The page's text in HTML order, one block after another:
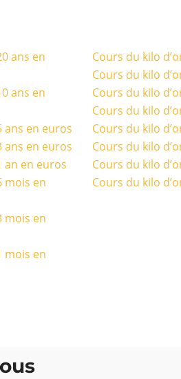
ans en
ans en
ans en euros
ans en euros
an en euros
mois en
mois en
mois en
Cours du kilo
Cours du kilo
Cours du kilo
Cours du kilo
Cours du kilo
Cours du kilo
Cours du kilo
Cours du kilo